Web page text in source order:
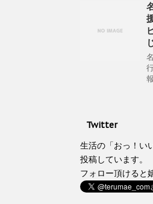
Twitter
生活の「おっ！
投稿しています。
フォロー頂けると